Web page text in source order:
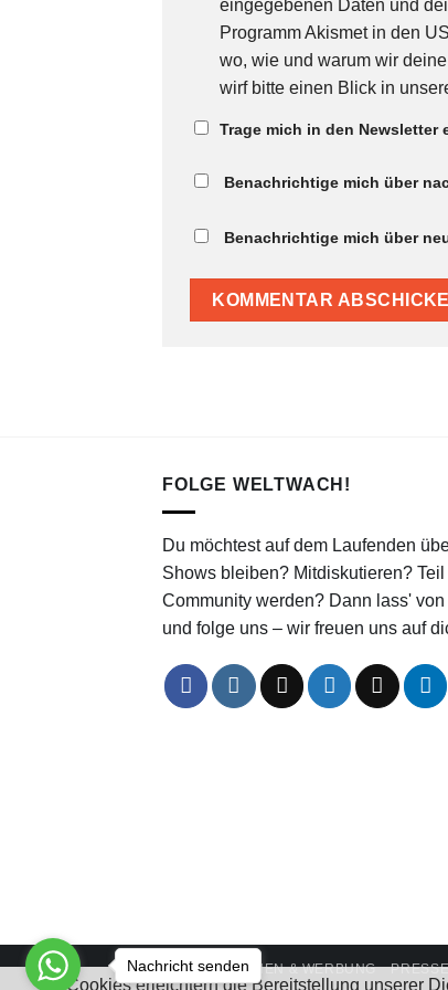
eingegebenen Daten und
Programm Akismet in den
wo, wie und warum wir
wirf bitte einen Blick in
Trage mich in den Newsletter
Benachrichtige mich über
Benachrichtige mich über
FOLGE WELTWACH!
Du möchtest auf dem Laufenden
Shows bleiben? Mitdiskutieren?
Community werden? Dann lass' von
und folge uns – wir freuen uns auf
KOOPERATIONEN & WERBUNG
Cookies erleichtern die Bereitstellung unserer
Nachricht senden